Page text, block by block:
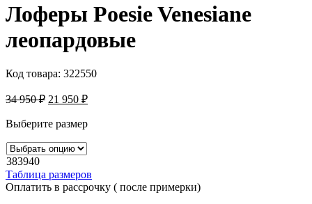
Лоферы Poesie Venesiane
леопардовые
Код товара: 322550
34 950₽ 21 950 ₽
Выберите размер
383940
Таблица размеров
Оплатить в рассрочку ( после примерки)